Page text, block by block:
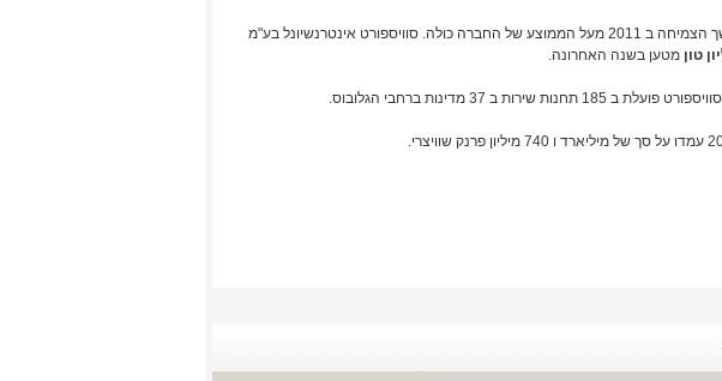
הנהלת סוויספורט אינטרנשיונל הביעה אופטימיות לגבי המשך הצמיחה ב 2011 מעל הממוצע של החברה כולה. סוויספורט אינטרנשיונל בע"מ
מטען בשנה האחרונה.